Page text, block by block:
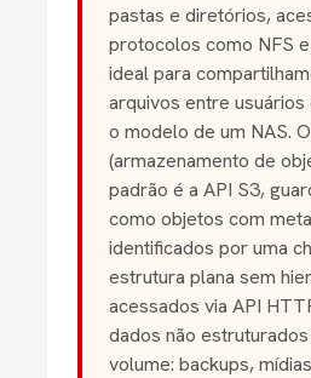
pastas e diretórios,
protocolos como NFS
ideal para
arquivos entre
o modelo de um NAS.
(armazenamento de
padrão é a API S3,
como objetos com
identificados por uma
estrutura plana sem
acessados via API
dados não
volume: backups,